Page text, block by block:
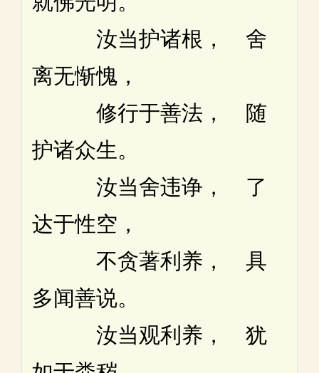
汝当护诸根， 舍
离无惭愧，
修行于善法， 随
护诸众生。
汝当舍违诤， 了
达于性空，
不贪著利养， 具
多闻善说。
汝当观利养， 犹